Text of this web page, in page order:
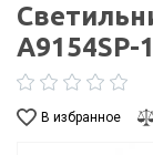
A9154SP-
В избранное